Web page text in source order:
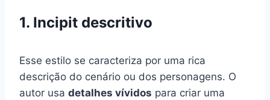
1. Incipit descritivo
Esse estilo se caracteriza por uma rica
descrição do cenário ou dos personagens. O
autor usa detalhes vívidos para criar uma